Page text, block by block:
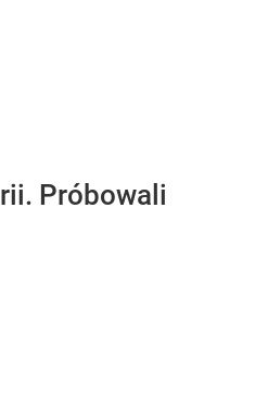
Próbowali